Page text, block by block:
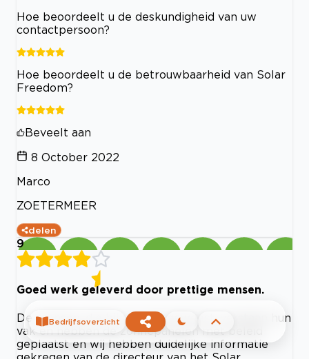
Hoe beoordeelt u de deskundigheid van uw
contactpersoon?
Hoe beoordeelt u de betrouwbaarheid van Solar
Freedom?
Beveelt aan
8 October 2022
Marco
ZOETERMEER
delen
9
Goed werk geleverd door prettige mensen.
De mensen, die bij ons zijn geweest, verstaan hun
vak en hebben de zonnepanelen met beleid
geplaatst en wij hebben duidelijke informatie
Bedrijfsoverzicht